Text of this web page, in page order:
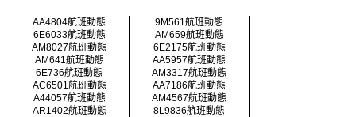
AA4804航班動態
9M561航班動態
6E6033航班動態
AM659航班動態
AM8027航班動態
6E2175航班動態
AM641航班動態
AA5957航班動態
6E736航班動態
AM3317航班動態
AC6501航班動態
AA7186航班動態
A44057航班動態
AM4567航班動態
AR1402航班動態
8L9836航班動態